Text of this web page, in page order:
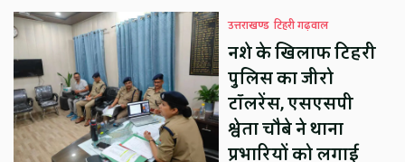
उत्तराखण्ड टिहरी गढ़वाल
नशे के खिलाफ टिहरी
पुलिस का जीरो
टॉलरेंस, एसएसपी
श्वेता चौबे ने थाना
प्रभारियों को लगाई